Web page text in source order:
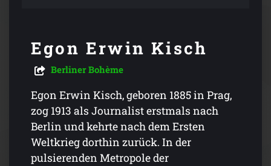
Egon Erwin Kisch
Berliner Bohème
Egon Erwin Kisch, geboren 1885 in Prag,
zog 1913 als Journalist erstmals nach
Berlin und kehrte nach dem Ersten
Weltkrieg dorthin zurück. In der
pulsierenden Metropole der